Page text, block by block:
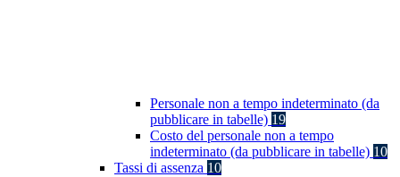
Personale non a tempo indeterminato (da
pubblicare in tabelle) 19
Costo del personale non a tempo
indeterminato (da pubblicare in tabelle) 10
Tassi di assenza 10